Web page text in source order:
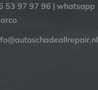
53 97 97 96 | whatsapp